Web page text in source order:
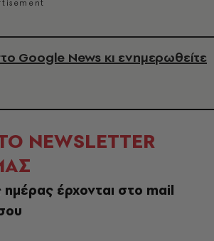
Google News κι ενημερωθείτε
NEWSLETTER
έρχονται στο mail